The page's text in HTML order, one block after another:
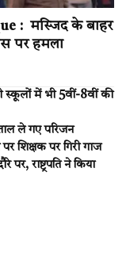
: मस्जिद के बाहर
पर हमला
में भी 5वीं-8वीं की
ले गए परिजन
शिक्षक पर गिरी गाज
पर, राष्ट्रपति ने किया